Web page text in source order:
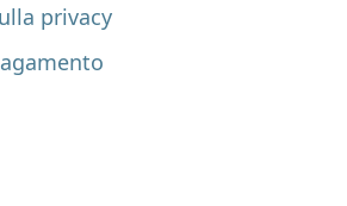
privacy